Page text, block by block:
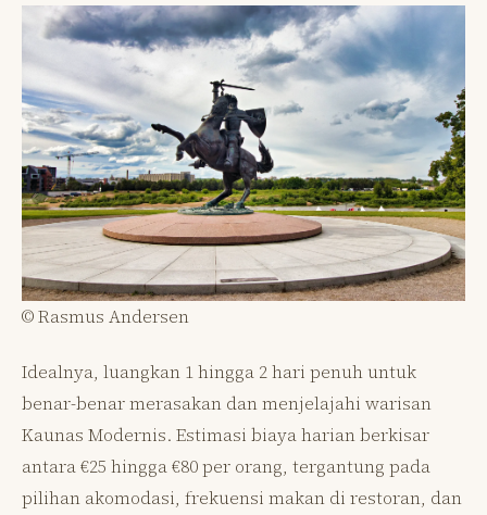
© Rasmus Andersen
Idealnya, luangkan 1 hingga 2 hari penuh untuk
benar-benar merasakan dan menjelajahi warisan
Kaunas Modernis. Estimasi biaya harian berkisar
antara €25 hingga €80 per orang, tergantung pada
pilihan akomodasi, frekuensi makan di restoran, dan